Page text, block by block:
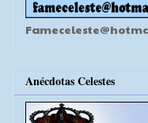
Anécdotas Celestes